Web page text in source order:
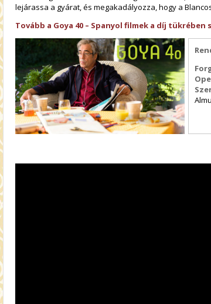
lejárassa a gyárat, és megakadályozza, hogy a
Tovább a Goya 40 – Spanyol filmek a díj